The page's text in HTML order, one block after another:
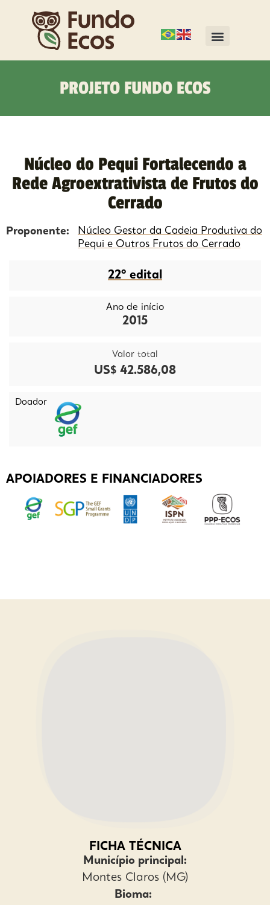
PROJETO FUNDO ECOS
Núcleo do Pequi Fortalecendo a
Rede Agroextrativista de Frutos do
Cerrado
Proponente:
Núcleo Gestor da Cadeia Produtiva do
Pequi e Outros Frutos do Cerrado
22º edital
Ano de início
2015
Valor total
US$ 42.586,08
Doador
APOIADORES E FINANCIADORES
FICHA TÉCNICA
Município principal:
Montes Claros (MG)
Bioma: